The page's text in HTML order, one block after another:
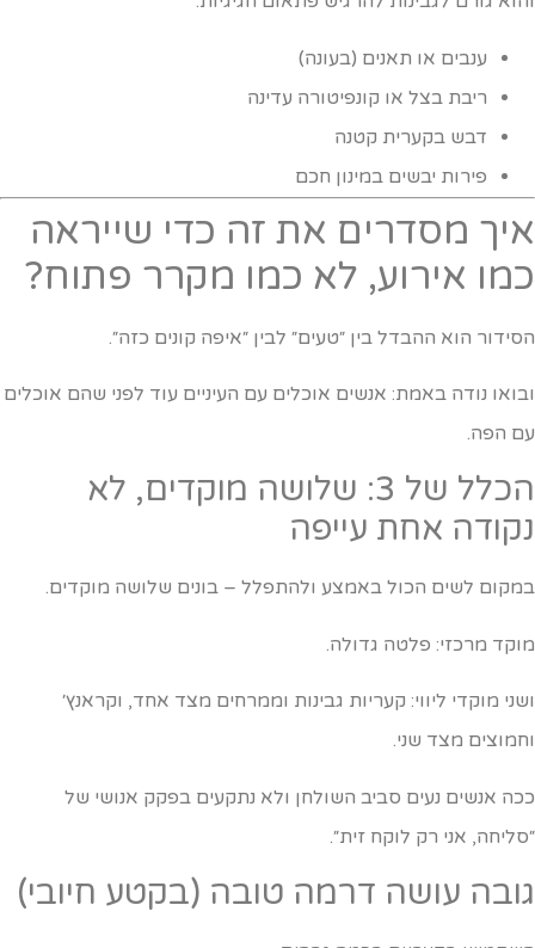
ענבים או תאנים (בעונה)
ריבת בצל או קונפיטורה עדינה
דבש בקערית קטנה
פירות יבשים במינון חכם
מסדרים את זה כדי שייראה
אירוע, לא כמו מקרר פתוח?
הוא ההבדל בין ״טעים״ לבין ״איפה קונים כזה״.
נודה באמת: אנשים אוכלים עם העיניים עוד לפני שהם אוכלים
הפה.
הכלל של 3: שלושה מוקדים, לא
אחת עייפה
לשים הכול באמצע ולהתפלל – בונים שלושה מוקדים.
מרכזי: פלטה גדולה.
מוקדי ליווי: קעריות גבינות וממרחים מצד אחד, וקראנץ׳
מצד שני.
אנשים נעים סביב השולחן ולא נתקעים בפקק אנושי של
אני רק לוקח זית״.
עושה דרמה טובה (בקטע חיובי)